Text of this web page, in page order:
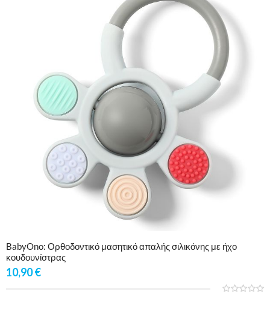
BabyOno: Ορθοδοντικό μασητικό απαλής σιλικόνης με ήχο
κουδουνίστρας
10,90€